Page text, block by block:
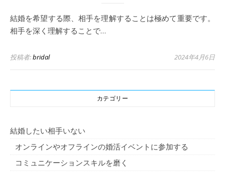
結婚を希望する際、相手を理解することは極めて重要です。
相手を深く理解することで…
投稿者:bridal 2024年4月6日
カテゴリー
結婚したい相手いない
オンラインやオフラインの婚活イベントに参加する
コミュニケーションスキルを磨く